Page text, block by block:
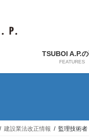
TSUBOI A.P.
FEATURES
建設業法改正情報 監理技術